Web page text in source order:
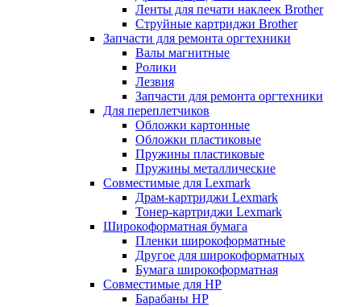
Ленты для печати наклеек Brother
Струйные картриджи Brother
Запчасти для ремонта оргтехники
Валы магнитные
Ролики
Лезвия
Запчасти для ремонта оргтехники
Для переплетчиков
Обложки картонные
Обложки пластиковые
Пружины пластиковые
Пружины металлические
Совместимые для Lexmark
Драм-картриджи Lexmark
Тонер-картриджи Lexmark
Широкоформатная бумага
Пленки широкоформатные
Другое для широкоформатных
Бумага широкоформатная
Совместимые для HP
Барабаны HP